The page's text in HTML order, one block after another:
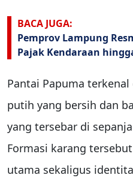
BACA JUGA:
Pemprov Lampung
Pajak Kendaraan
Pantai Papuma
putih yang bersih dan
yang tersebar di
Formasi karang
utama sekaligus